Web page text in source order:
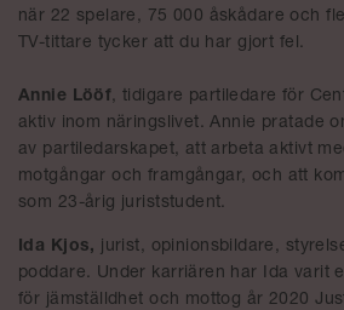
när 22 spelare, 75 000 åskådare och
TV-tittare tycker att du har gjort fel.
Annie Lööf, tidigare partiledare för
aktiv inom näringslivet. Annie pratade
av partiledarskapet, att arbeta aktivt
motgångar och framgångar, och att
som 23-årig juriststudent.
Ida Kjos, jurist, opinionsbildare,
poddare. Under karriären har Ida varit
för jämställdhet och mottog år 2020